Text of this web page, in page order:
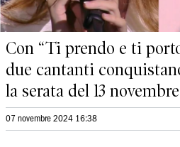
Con “Ti prendo e ti
due cantanti
la serata del 13 novembre
07 novembre 2024 16:38